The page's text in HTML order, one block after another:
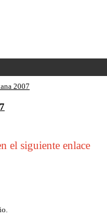
2007
el siguiente enlace